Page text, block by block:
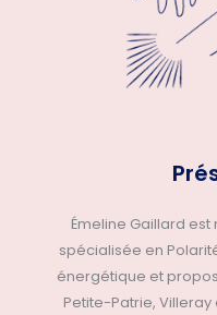
Émeline Gaillard
spécialisée en
énergétique et
Petite-Patrie,